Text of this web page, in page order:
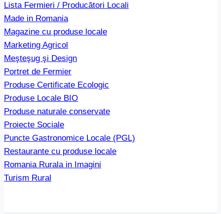
Lista Fermieri / Producători Locali
Made in Romania
Magazine cu produse locale
Marketing Agricol
Meşteşug şi Design
Portret de Fermier
Produse Certificate Ecologic
Produse Locale BIO
Produse naturale conservate
Proiecte Sociale
Puncte Gastronomice Locale (PGL)
Restaurante cu produse locale
Romania Rurala in Imagini
Turism Rural